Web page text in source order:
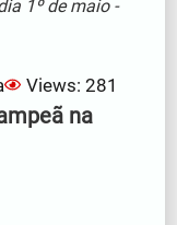
1º de maio -
Views: 281
na